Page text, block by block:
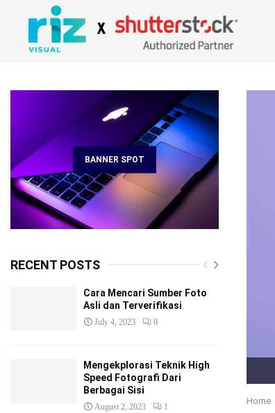
Home
BANNER SPOT
RECENT POSTS
Cara Mencari Sumber Foto
Asli dan Terverifikasi
July 4, 2023 0
Mengekplorasi Teknik High
Speed Fotografi Dari
Berbagai Sisi
August 2, 2023 1